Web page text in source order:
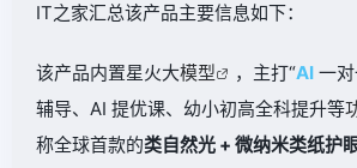
IT之家汇总该产品主要信息如下：
该产品内置星火大模型 ，主打“AI 一
辅导、AI 提优课、幼小初高全科提升等
称全球首款的类自然光 + 微纳米类纸护